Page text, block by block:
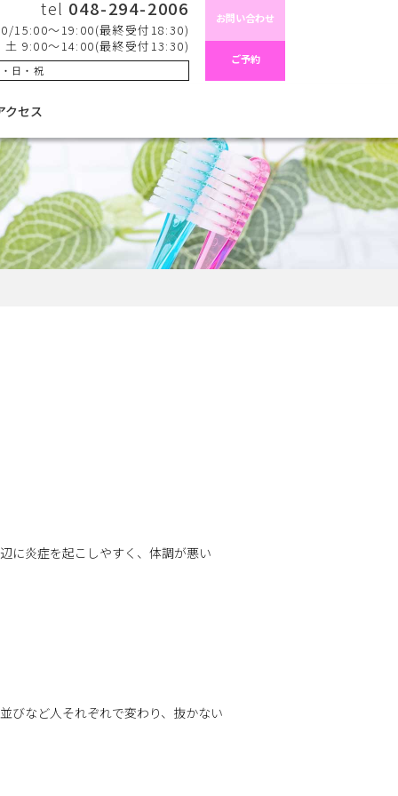
tel 048-294-2006
15:00〜19:00(最終受付18:30)
土 9:00〜14:00(最終受付13:30)
日・祝
お問い合わせ
ご予約
クセス
に炎症を起こしやすく、体調が悪い
びなど人それぞれで変わり、抜かない